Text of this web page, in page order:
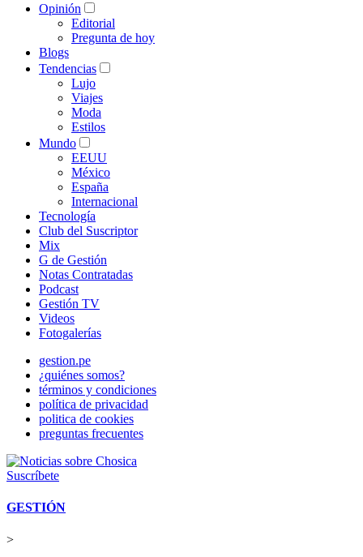
Opinión
Editorial
Pregunta de hoy
Blogs
Tendencias
Lujo
Viajes
Moda
Estilos
Mundo
EEUU
México
España
Internacional
Tecnología
Club del Suscriptor
Mix
G de Gestión
Notas Contratadas
Podcast
Gestión TV
Videos
Fotogalerías
gestion.pe
¿quiénes somos?
términos y condiciones
política de privacidad
politica de cookies
preguntas frecuentes
Suscríbete
GESTIÓN
>